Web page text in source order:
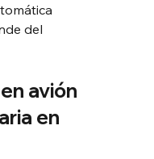
del
avión
en